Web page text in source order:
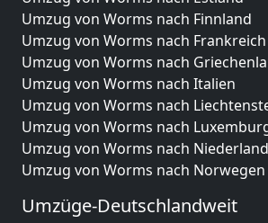
Umzug von Worms nach Finnland
Umzug von Worms nach Frankreich
Umzug von Worms nach
Umzug von Worms nach Italien
Umzug von Worms nach
Umzug von Worms nach
Umzug von Worms nach
Umzug von Worms nach Norwegen
Umzüge-Deutschlandweit